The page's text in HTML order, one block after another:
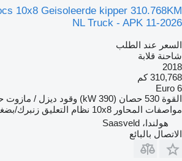
10x8 Geisoleerde kipper 310.768KM
NL Truck - APK 11-2026
السعر عند الطلب
شاحنة قلابة
2018
310,768 كم
Euro 6
القوة 530 حصان (390 kW) وقود ديزل / مازوت
مواصفات المحاور 10x8 نظام التعليق زنبرك/
هولندا، Saasveld
الاتصال بالبائع